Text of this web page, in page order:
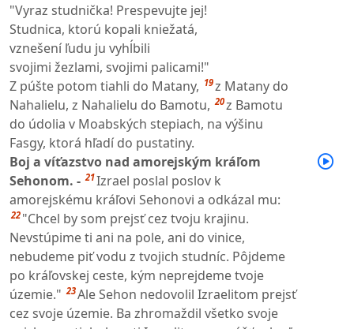
"Vyraz studnička! Prespevujte jej!
Studnica, ktorú kopali kniežatá,
vznešení ľudu ju vyhĺbili
svojimi žezlami, svojimi palicami!"
Z púšte potom tiahli do Matany, 19z Matany do
Nahalielu, z Nahalielu do Bamotu, 20z Bamotu
do údolia v Moabských stepiach, na výšinu
Fasgy, ktorá hľadí do pustatiny.
Boj a víťazstvo nad amorejským kráľom
Sehonom. - 21Izrael poslal poslov k
amorejskému kráľovi Sehonovi a odkázal mu:
22 "Chcel by som prejsť cez tvoju krajinu.
Nevstúpime ti ani na pole, ani do vinice,
nebudeme piť vodu z tvojich studníc. Pôjdeme
po kráľovskej ceste, kým neprejdeme tvoje
územie." 23Ale Sehon nedovolil Izraelitom prejsť
cez svoje územie. Ba zhromaždil všetko svoje